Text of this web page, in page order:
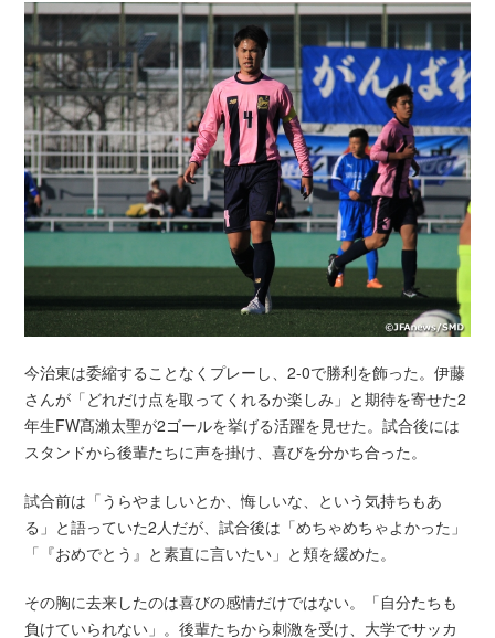
今治東は委縮することなくプレーし、2-0で勝利を飾った。伊藤
さんが「どれだけ点を取ってくれるか楽しみ」と期待を寄せた2
年生FW髙瀨太聖が2ゴールを挙げる活躍を見せた。試合後には
スタンドから後輩たちに声を掛け、喜びを分かち合った。
試合前は「うらやましいとか、悔しいな、という気持ちもあ
る」と語っていた2人だが、試合後は「めちゃめちゃよかった」
「『おめでとう』と素直に言いたい」と頬を緩めた。
その胸に去来したのは喜びの感情だけではない。「自分たちも
負けていられない」。後輩たちから刺激を受け、大学でサッカ